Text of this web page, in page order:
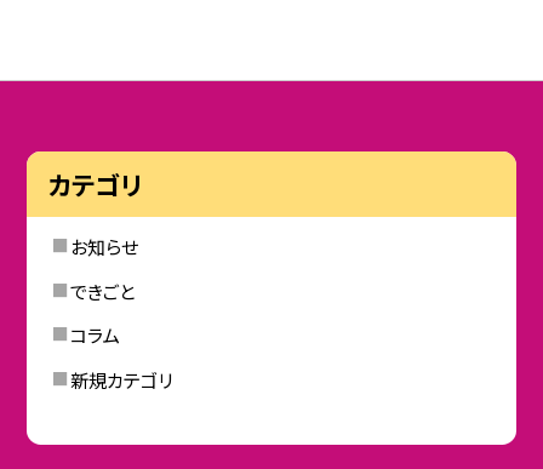
カテゴリ
お知らせ
できごと
コラム
新規カテゴリ